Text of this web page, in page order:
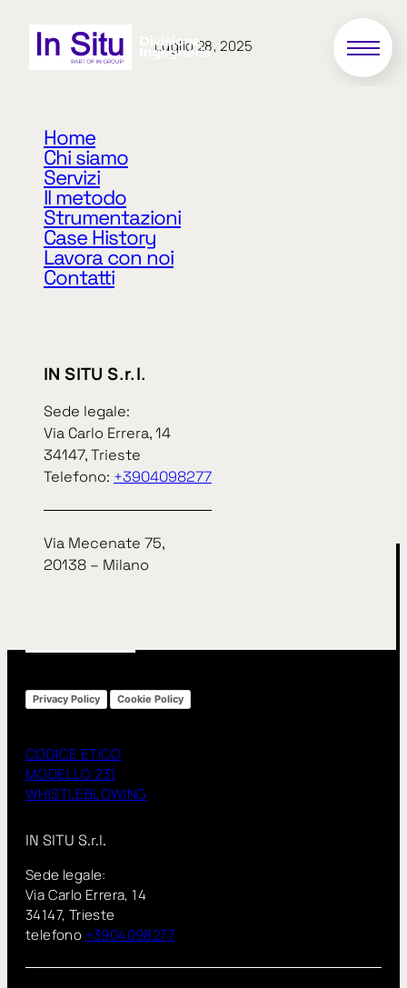
Home
Chi siamo
Servizi
Il metodo
Strumentazioni
Case History
Lavora con noi
Contatti
IN SITU S.r.l.
Sede legale:
Via Carlo Errera, 14
34147, Trieste
Telefono: +3904098277
Via Mecenate 75,
20138 – Milano
Luglio 28, 2025
Direzione lavori, coordinamento della sicurezza
in fase di esecuzione per gli interventi
denominati: b) Opera 715 “Strada Provinciale n. 16
di coli. ponte sul Fiume Trebbia alla Progressiva
km 0+115. Lavori di manutenzione straordinaria e
ripristino dei paramenti murari”
« Precedente
TUTTE LE NEWS
Privacy Policy Cookie Policy
CODICE ETICO
MODELLO 231
WHISTLEBLOWING
IN SITU S.r.l.
Sede legale:
Via Carlo Errera, 14
34147, Trieste
telefono +3904098277